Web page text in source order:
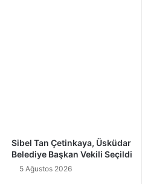
Sibel Tan Çetinkaya, Üsküdar
Belediye Başkan Vekili Seçildi
5 Ağustos 2026